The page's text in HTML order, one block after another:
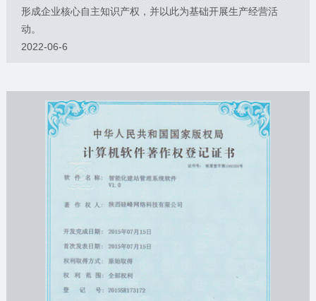
形成企业核心自主知识产权，并以此为基础开展生产经营活
动。
2022-06-6